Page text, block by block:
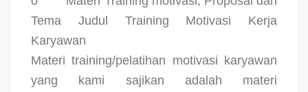
Tema Judul Training Motivasi Kerja
Karyawan
Materi training/pelatihan motivasi karyawan
yang kami sajikan adalah materi